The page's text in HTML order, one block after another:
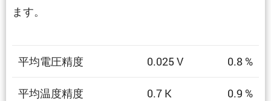
ます。
平均電圧精度 0.025 V 0.8 %
平均温度精度 0.7 K 0.9 %